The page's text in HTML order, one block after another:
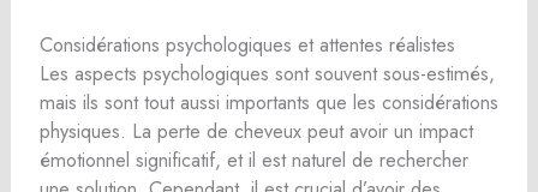
Considérations psychologiques et attentes réalistes
Les aspects psychologiques sont souvent sous-estimés,
mais ils sont tout aussi importants que les considérations
physiques. La perte de cheveux peut avoir un impact
émotionnel significatif, et il est naturel de rechercher